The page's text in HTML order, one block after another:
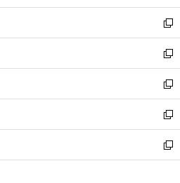
開
く
ウ
で
開
く
ン
ド
ウ
で
開
く
ウ
ィ
ン
ド
ウ
で
開
く
し
い
ウ
ィ
ン
ド
ウ
で
開
く
新
し
い
ウ
ィ
ン
ド
ウ
で
開
新
し
い
ウ
ィ
ン
ド
ウ
新
し
い
ウ
ィ
ン
新
し
い
ウ
新
し